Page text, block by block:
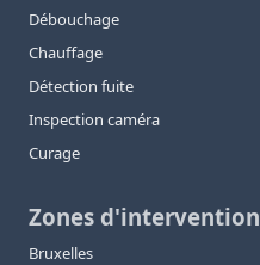
Débouchage
Chauffage
Détection fuite
Inspection caméra
Curage
Zones d'intervention
Bruxelles